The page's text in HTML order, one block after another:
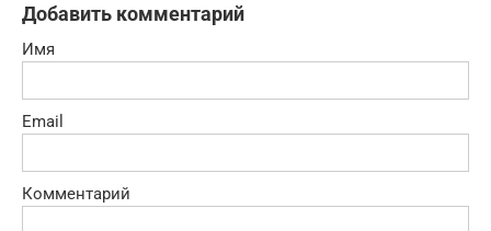
Добавить комментарий
Имя
Email
Комментарий